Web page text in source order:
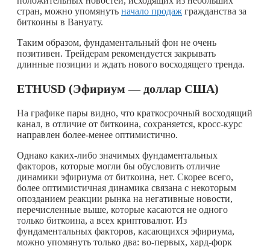
стран, можно упомянуть начало продаж гражданства за
биткоины в Вануату.
Таким образом, фундаментальный фон не очень
позитивен. Трейдерам рекомендуется закрывать
длинные позиции и ждать нового восходящего тренда.
ETHUSD (Эфириум — доллар США)
На графике пары видно, что краткосрочный восходящий
канал, в отличие от биткоина, сохраняется, кросс-курс
направлен более-менее оптимистично.
Однако каких-либо значимых фундаментальных
факторов, которые могли бы обусловить отличие
динамики эфириума от биткоина, нет. Скорее всего,
более оптимистичная динамика связана с некоторым
опозданием реакции рынка на негативные новости,
перечисленные выше, которые касаются не одного
только биткоина, а всех криптовалют. Из
фундаментальных факторов, касающихся эфириума,
можно упомянуть только два: во-первых, хард-форк